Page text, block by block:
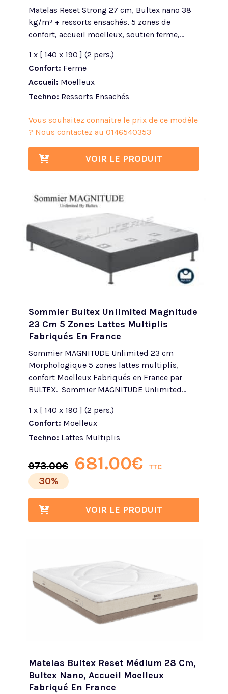
Matelas Reset Strong 27 cm, Bultex nano 38
kg/m³ + ressorts ensachés, 5 zones de
confort, accueil moelleux, soutien ferme,...
1 x [ 140 x 190 ] (2 pers.)
Confort: Ferme
Accueil: Moelleux
Techno: Ressorts Ensachés
Vous souhaitez connaitre le prix de ce modèle
? Nous contactez au 0146540353
VOIR LE PRODUIT
Sommier Bultex Unlimited Magnitude
23 Cm 5 Zones Lattes Multiplis
Fabriqués En France
Sommier MAGNITUDE Unlimited 23 cm
Morphologique 5 zones lattes multiplis,
confort Moelleux Fabriqués en France par
BULTEX. Sommier MAGNITUDE Unlimited...
1 x [ 140 x 190 ] (2 pers.)
Confort: Moelleux
Techno: Lattes Multiplis
973.00€ 681.00€ TTC
30%
VOIR LE PRODUIT
Matelas Bultex Reset Médium 28 Cm,
Bultex Nano, Accueil Moelleux
Fabriqué En France